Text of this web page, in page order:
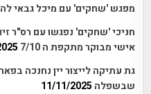
מפגש 'שחקים' עם מיכל גבאי
חניכי 'שחקים' נפגשו עם רס"ר
אישי מבוקר מתקפת ה 7/10
גת עתיקה לייצור יין נחנכה
שבשפלה 11/11/2025